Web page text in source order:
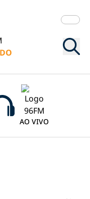
AO VIVO